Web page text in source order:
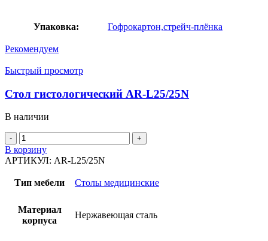
Упаковка: Гофрокартон,стрейч-плёнка
Рекомендуем
Быстрый просмотр
Стол гистологический AR-L25/25N
В наличии
Количество
товара
Стол
AR-
В корзину
АРТИКУЛ: AR-L25/25N
Тип мебели Столы медицинские
Материал
корпуса
Нержавеющая сталь